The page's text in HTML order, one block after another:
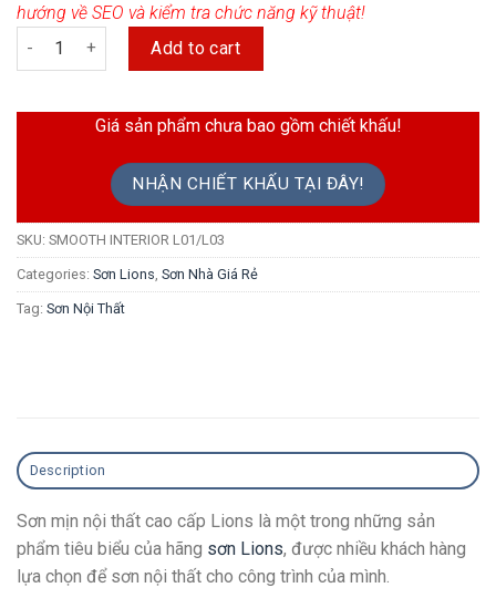
hướng về SEO và kiểm tra chức năng kỹ thuật!
Sơn Lions – Sơn Mịn Nội Thất Cao Cấp quantity
Add to cart
Giá sản phẩm chưa bao gồm chiết khấu!
NHẬN CHIẾT KHẤU TẠI ĐÂY!
SKU: SMOOTH INTERIOR L01/L03
Categories: Sơn Lions, Sơn Nhà Giá Rẻ
Tag: Sơn Nội Thất
Description
Sơn mịn nội thất cao cấp Lions là một trong những sản
phẩm tiêu biểu của hãng sơn Lions, được nhiều khách hàng
lựa chọn để sơn nội thất cho công trình của mình.